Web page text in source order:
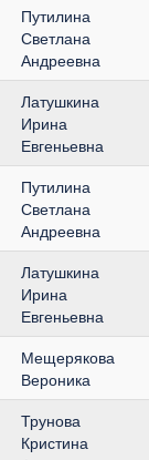
Путилина
Светлана
Андреевна
Латушкина
Ирина
Евгеньевна
Путилина
Светлана
Андреевна
Латушкина
Ирина
Евгеньевна
Мещерякова
Вероника
Трунова
Кристина